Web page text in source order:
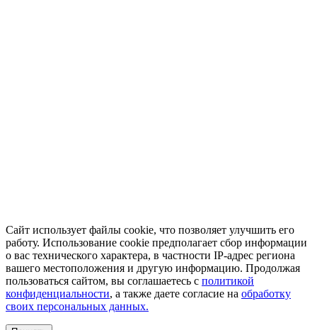
Сайт использует файлы cookie, что позволяет улучшить его
работу. Использование cookie предполагает сбор информации
о вас технического характера, в частности IP-адрес региона
вашего местоположения и другую информацию. Продолжая
пользоваться сайтом, вы соглашаетесь с политикой
конфиденциальности, а также даете согласие на обработку
своих персональных данных.